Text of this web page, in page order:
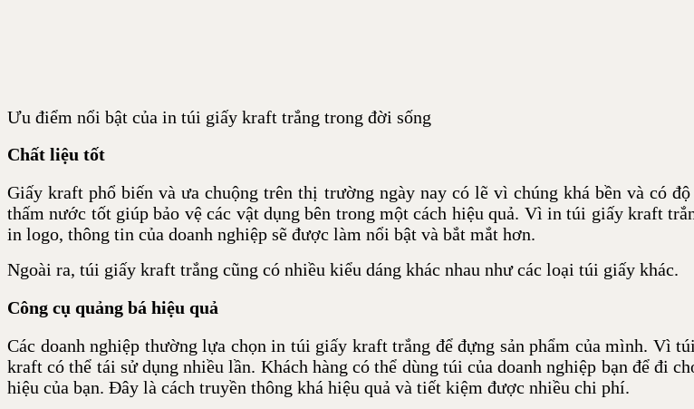
Ưu điểm nổi bật của in túi giấy kraft trắng trong đời sống
Chất liệu tốt
Giấy kraft phổ biến và ưa chuộng trên thị trường ngày nay có lẽ vì chúng khá bền và có
thấm nước tốt giúp bảo vệ các vật dụng bên trong một cách hiệu quả. Vì in túi giấy kraft
in logo, thông tin của doanh nghiệp sẽ được làm nổi bật và bắt mắt hơn.
Ngoài ra, túi giấy kraft trắng cũng có nhiều kiểu dáng khác nhau như các loại túi giấy khác.
Công cụ quảng bá hiệu quả
Các doanh nghiệp thường lựa chọn in túi giấy kraft trắng để đựng sản phẩm của mình. Vì
kraft có thể tái sử dụng nhiều lần. Khách hàng có thể dùng túi của doanh nghiệp bạn để đi
hiệu của bạn. Đây là cách truyền thông khá hiệu quả và tiết kiệm được nhiều chi phí.